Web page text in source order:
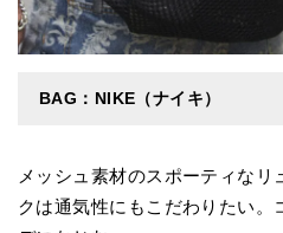
BAG：NIKE（ナイキ）
メッシュ素材のスポーティな
クは通気性にもこだわりたい。